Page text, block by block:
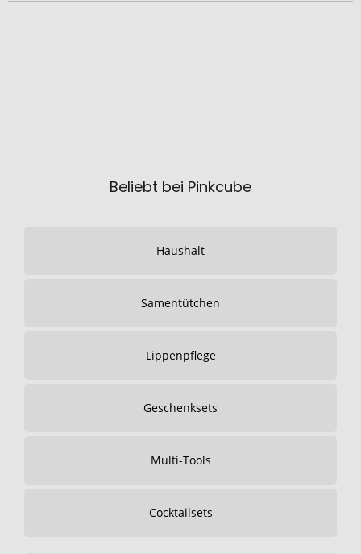
Beliebt bei Pinkcube
Haushalt
Samentütchen
Lippenpflege
Geschenksets
Multi-Tools
Cocktailsets